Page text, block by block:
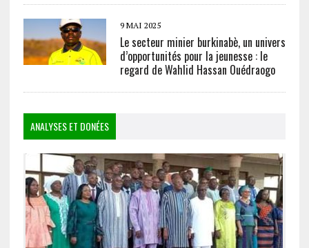
9 MAI 2025
Le secteur minier burkinabè, un univers
d’opportunités pour la jeunesse : le
regard de Wahlid Hassan Ouédraogo
ANALYSES ET DONÉES